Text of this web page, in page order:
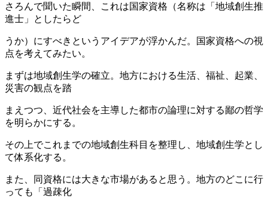
さろんで聞いた瞬間、これは国家資格（名称は「地域創生推
進士」としたらど
うか）にすべきというアイデアが浮かんだ。国家資格への視
点を考えてみたい。
まずは地域創生学の確立。地方における生活、福祉、起業、
災害の観点を踏
まえつつ、近代社会を主導した都市の論理に対する鄙の哲学
を明らかにする。
その上でこれまでの地域創生科目を整理し、地域創生学とし
て体系化する。
また、同資格には大きな市場があると思う。地方のどこに行
っても「過疎化